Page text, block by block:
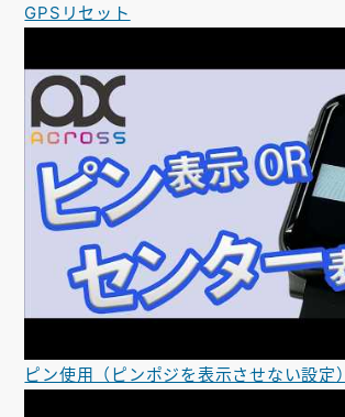
GPSリセット
ピン使用（ピンポジを表示させない設定）